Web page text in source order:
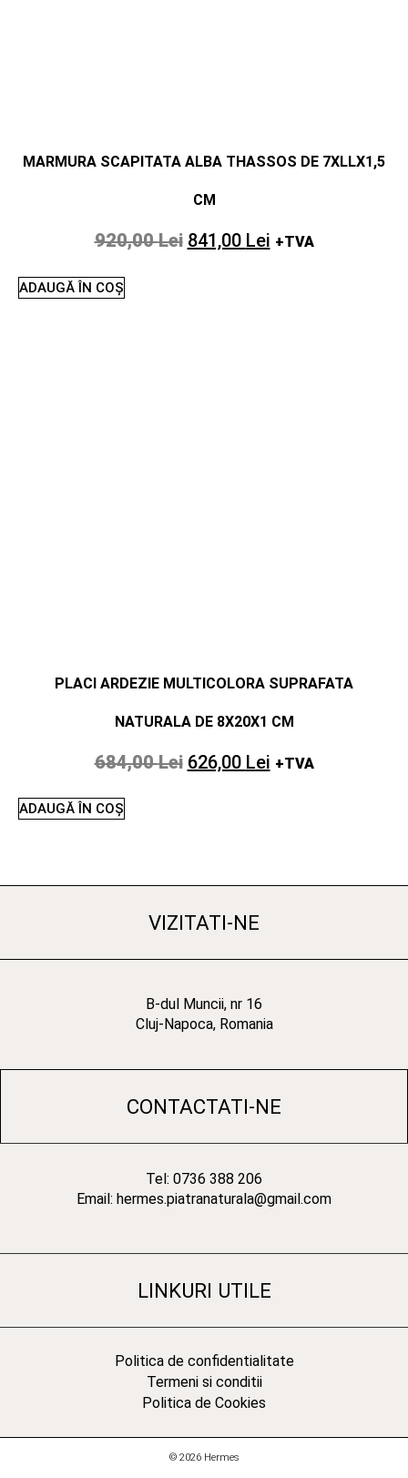
MARMURA SCAPITATA ALBA THASSOS DE 7XLLX1,5
CM
920,00Lei 841,00 Lei +TVA
ADAUGĂ ÎN COȘ
PLACI ARDEZIE MULTICOLORA SUPRAFATA
NATURALA DE 8X20X1 CM
684,00Lei 626,00 Lei +TVA
ADAUGĂ ÎN COȘ
VIZITATI-NE
B-dul Muncii, nr 16
Cluj-Napoca, Romania
CONTACTATI-NE
Tel: 0736 388 206
Email: hermes.piatranaturala@gmail.com
LINKURI UTILE
Politica de confidentialitate
Termeni si conditii
Politica de Cookies
© 2026 Hermes